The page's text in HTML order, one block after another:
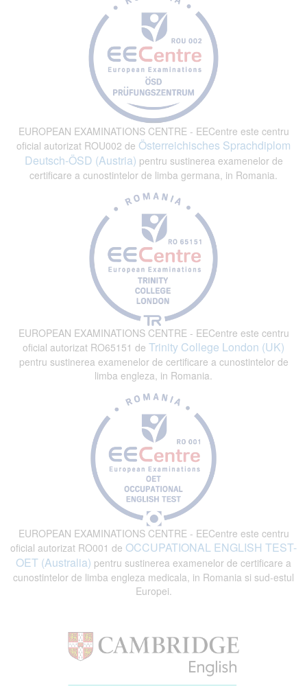
EUROPEAN EXAMINATIONS CENTRE - EECentre este centru
oficial autorizat ROU002 de Österreichisches Sprachdiplom
Deutsch-ÖSD (Austria) pentru sustinerea examenelor de
certificare a cunostintelor de limba germana, in Romania.
EUROPEAN EXAMINATIONS CENTRE - EECentre este centru
oficial autorizat RO65151 de Trinity College London (UK)
pentru sustinerea examenelor de certificare a cunostintelor de
limba engleza, in Romania.
EUROPEAN EXAMINATIONS CENTRE - EECentre este centru
oficial autorizat RO001 de OCCUPATIONAL ENGLISH TEST-
OET (Australia) pentru sustinerea examenelor de certificare a
cunostintelor de limba engleza medicala, in Romania si sud-estul
Europei.